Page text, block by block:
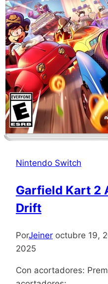
Nintendo Switch
Garfield Kart 2
Drift
PorJeiner octubre 19,
2025
Con acortadores: